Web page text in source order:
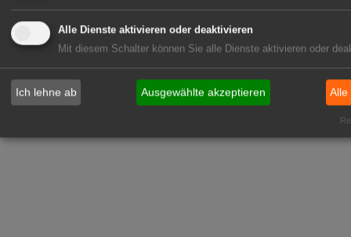
Alle Dienste aktivieren oder deaktivieren
Mit diesem Schalter können Sie alle Dienste aktivieren oder
Ich lehne ab Ausgewählte akzeptieren Alle